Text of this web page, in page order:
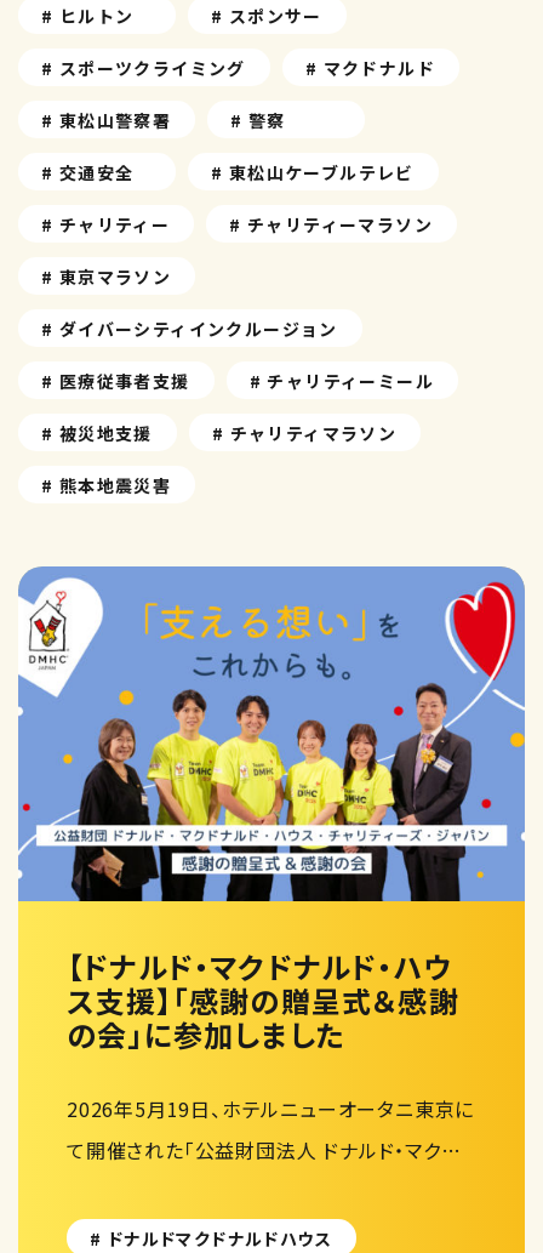
# ヒルトン # スポンサー
# スポーツクライミング # マクドナルド
# 東松山警察署 # 警察
# 交通安全 # 東松山ケーブルテレビ
# チャリティー # チャリティーマラソン
# 東京マラソン
# ダイバーシティインクルージョン
# 医療従事者支援 # チャリティーミール
# 被災地支援 # チャリティマラソン
# 熊本地震災害
【ドナルド・マクドナルド・ハウ
ス支援】「感謝の贈呈式＆感謝
の会」に参加しました
2026年5月19日、ホテルニューオータニ東京に
て開催された「公益財団法人 ドナルド・マク…
# ドナルドマクドナルドハウス